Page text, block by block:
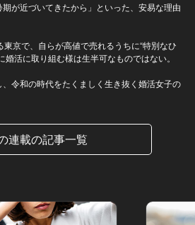
が近づいてきたから」といった、安易な理由
京で、自らが高値で売れるうちに“特別なひ
婚活に取り組む様は生半可なものではない。
令和の時代をたくましく生き抜く婚活女子の
連載の記事一覧